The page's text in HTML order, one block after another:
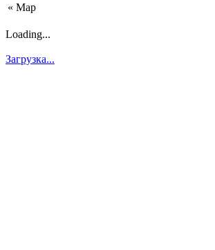
« Мар
Loading...
Загрузка...